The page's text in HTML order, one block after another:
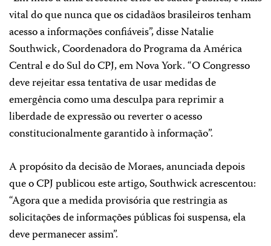
vital do que nunca que os cidadãos brasileiros tenham
acesso a informações confiáveis”, disse Natalie
Southwick, Coordenadora do Programa da América
Central e do Sul do CPJ, em Nova York. “O Congresso
deve rejeitar essa tentativa de usar medidas de
emergência como uma desculpa para reprimir a
liberdade de expressão ou reverter o acesso
constitucionalmente garantido à informação”.
A propósito da decisão de Moraes, anunciada depois
que o CPJ publicou este artigo, Southwick acrescentou:
“Agora que a medida provisória que restringia as
solicitações de informações públicas foi suspensa, ela
deve permanecer assim”.